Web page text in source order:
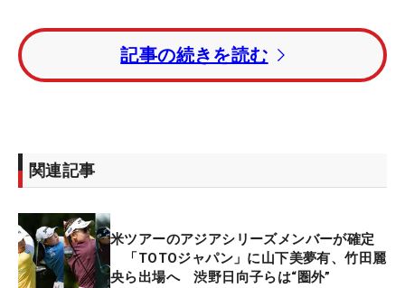
開幕に先立ち、15日（月）には車で20分ほどの距離
にあるブレッシングスGCで、マンデートーナメント
が行われた。2枠をかけた争いに、日本勢からは原
場権を得ることはできなかった。
に戦っている。1勝を挙げ、現在のポイントランキ
ングは4位。ランキング15位以内がすでに確定し、
来季の米女子ツアー昇格を決めている。
記事の続きを読む
関連記事
米ツアーのアジアシリーズメンバーが確定
「TOTOジャパン」に山下美夢有、竹田麗
央ら出場へ 渋野日向子らは“圏外”